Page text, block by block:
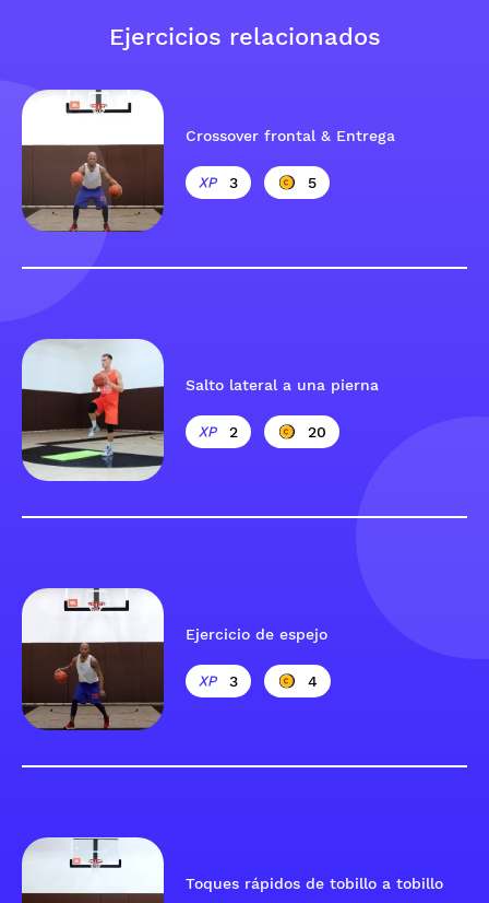
Ejercicios relacionados
Crossover frontal & Entrega
3 5
Salto lateral a una pierna
2 20
Ejercicio de espejo
3 4
Toques rápidos de tobillo a tobillo